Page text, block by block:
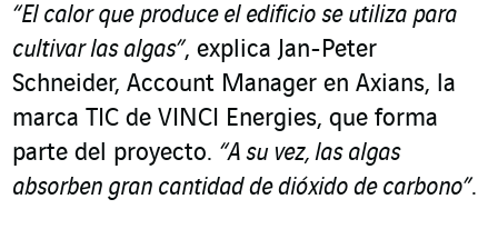
“El calor que produce el edificio se utiliza para
cultivar las algas”, explica Jan-Peter
Schneider, Account Manager en Axians, la
marca TIC de VINCI Energies, que forma
parte del proyecto. “A su vez, las algas
absorben gran cantidad de dióxido de carbono”.